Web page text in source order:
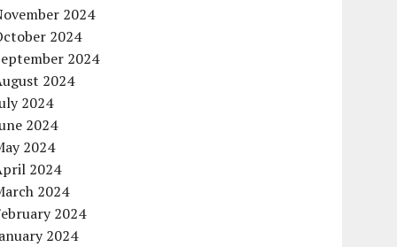
2024
2024
2024
2024
2024
2024
2024
2024
2024
2024
2024